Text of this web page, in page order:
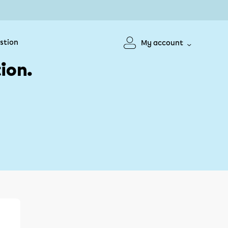
My account